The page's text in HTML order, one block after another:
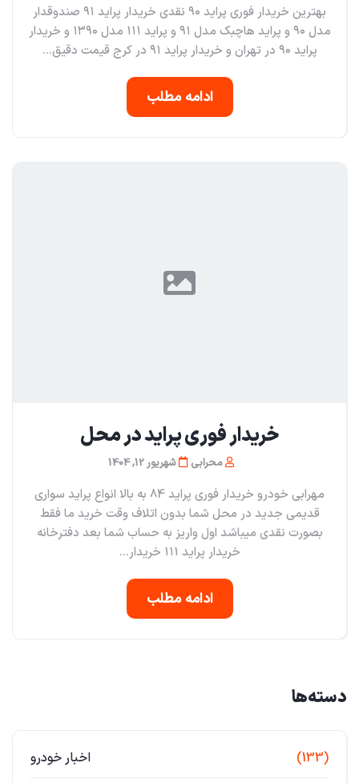
بهترین خریدار فوری پراید ۹۰ نقدی خریدار پراید ۹۱ صندوقدار
مدل ۹۰ و پراید هاچبک مدل ۹۱ و پراید ۱۱۱ مدل ۱۳۹۰ و خریدار
پراید ۹۰ در تهران و خریدار پراید ۹۱ در کرج قیمت دقیق...
ادامه مطلب
خریدار فوری پراید در محل
محرابی شهریور 12, 1404
مهرابی خودرو خریدار فوری پراید 84 به بالا انواع پراید سواری
قدیمی جدید در محل شما بدون اتلاف وقت خرید ما فقط
بصورت نقدی میباشد اول واریز به حساب شما بعد دفترخانه
خریدار پراید ۱۱۱ خریدار...
ادامه مطلب
دسته‌ها
اخبار خودرو (133)